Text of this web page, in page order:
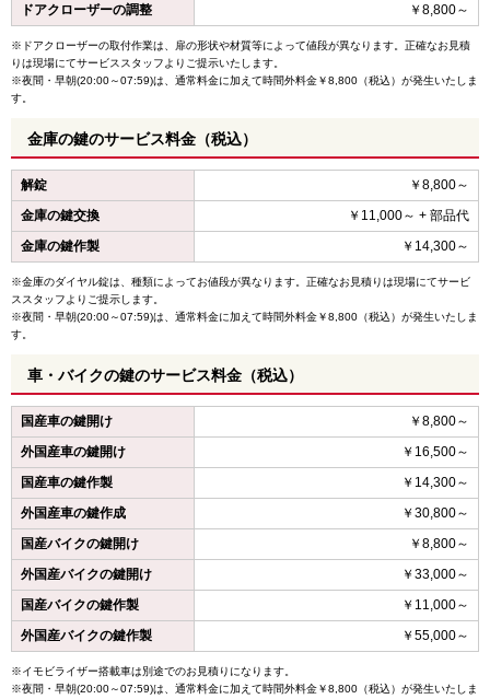
ドアクローザーの調整 ￥8,800～
※ドアクローザーの取付作業は、扉の形状や材質等によって値段が異なります。正確なお見積
りは現場にてサービススタッフよりご提示いたします。
※夜間・早朝(20:00～07:59)は、通常料金に加えて時間外料金￥8,800（税込）が発生いたしま
す。
金庫の鍵のサービス料金（税込）
解錠
￥8,800～
金庫の鍵交換
￥11,000～ + 部品代
金庫の鍵作製
￥14,300～
※金庫のダイヤル錠は、種類によってお値段が異なります。正確なお見積りは現場にてサービ
ススタッフよりご提示します。
※夜間・早朝(20:00～07:59)は、通常料金に加えて時間外料金￥8,800（税込）が発生いたしま
す。
車・バイクの鍵のサービス料金（税込）
国産車の鍵開け
￥8,800～
外国産車の鍵開け
￥16,500～
国産車の鍵作製
￥14,300～
外国産車の鍵作成
￥30,800～
国産バイクの鍵開け
￥8,800～
外国産バイクの鍵開け
￥33,000～
国産バイクの鍵作製
￥11,000～
外国産バイクの鍵作製
￥55,000～
※イモビライザー搭載車は別途でのお見積りになります。
※夜間・早朝(20:00～07:59)は、通常料金に加えて時間外料金￥8,800（税込）が発生いたしま